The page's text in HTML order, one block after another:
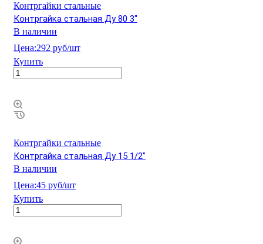
Контргайки стальные
Контргайка стальная Ду 80 3"
В наличии
Цена:292 руб/шт
Купить
Контргайки стальные
Контргайка стальная Ду 15 1/2"
В наличии
Цена:45 руб/шт
Купить